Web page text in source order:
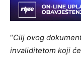
“Cilj ovog
invaliditetom koji